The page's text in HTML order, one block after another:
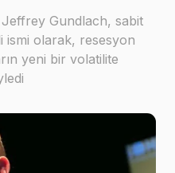
Jeffrey Gundlach, sabit
ismi olarak, resesyon
yeni bir volatilite